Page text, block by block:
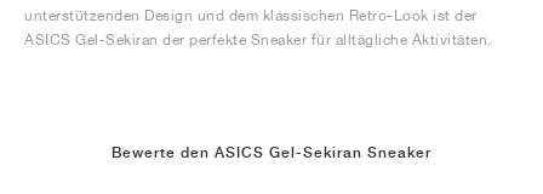
unterstützenden Design und dem klassischen Retro-Look ist der
ASICS Gel-Sekiran der perfekte Sneaker für alltägliche Aktivitäten.
Bewerte den ASICS Gel-Sekiran Sneaker